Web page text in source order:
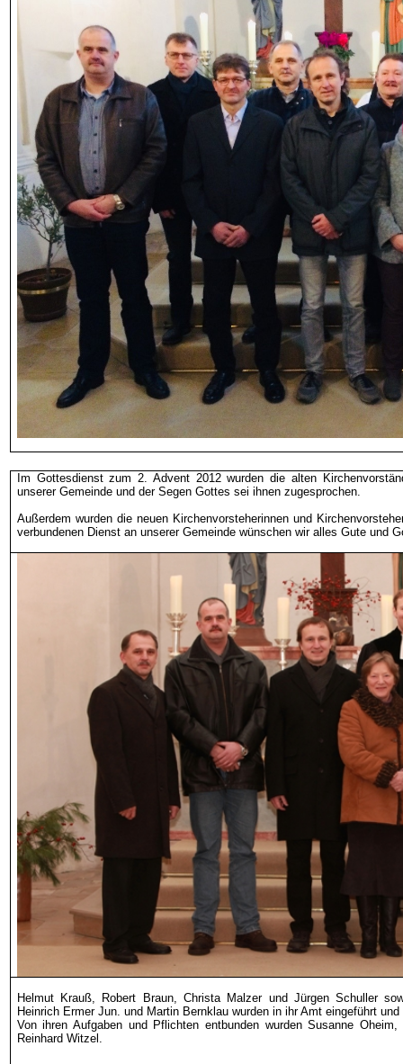
Im Gottesdienst zum 2. Advent 2012 wurden die alten
unserer Gemeinde und der Segen Gottes sei ihnen zugesprochen.
Außerdem wurden die neuen Kirchenvorsteherinnen und
verbundenen Dienst an unserer Gemeinde wünschen wir alles Gute und
Helmut Krauß, Robert Braun, Christa Malzerund Jürgen Schuller
Heinrich ErmerJun. und Martin Bernklauwurden in ihr Amt eingeführt
Von ihren Aufgaben und Pflichten entbunden wurden Susanne
Reinhard Witzel.